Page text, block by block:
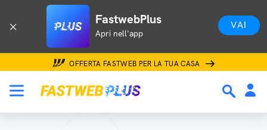
FastwebPlus
Apri nell'app
VAI
OFFERTA FASTWEB PER LA TUA CASA